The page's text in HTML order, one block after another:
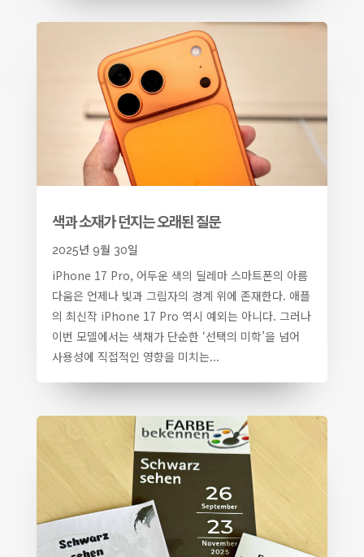
색과 소재가 던지는 오래된 질문
2025년 9월 30일
iPhone 17 Pro, 어두운 색의 딜레마 스마트폰의 아름
다움은 언제나 빛과 그림자의 경계 위에 존재한다. 애플
의 최신작 iPhone 17 Pro 역시 예외는 아니다. 그러나
이번 모델에서는 색채가 단순한 ‘선택의 미학’을 넘어
사용성에 직접적인 영향을 미치는...